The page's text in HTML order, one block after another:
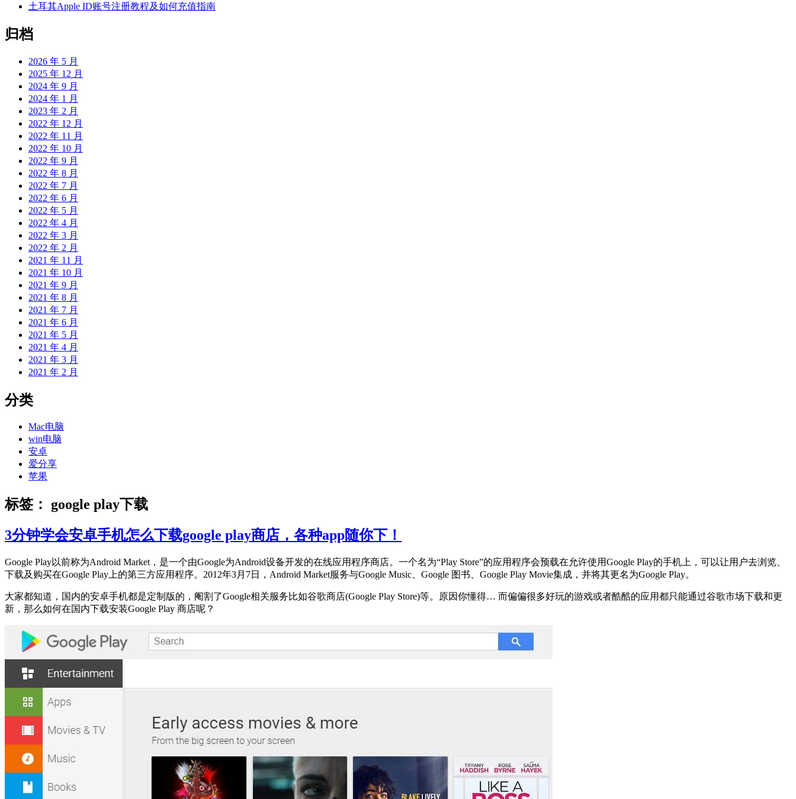
土耳其Apple ID账号注册教程及如何充值指南
归档
2026 年 5 月
2025 年 12 月
2024 年 9 月
2024 年 1 月
2023 年 2 月
2022 年 12 月
2022 年 11 月
2022 年 10 月
2022 年 9 月
2022 年 8 月
2022 年 7 月
2022 年 6 月
2022 年 5 月
2022 年 4 月
2022 年 3 月
2022 年 2 月
2021 年 11 月
2021 年 10 月
2021 年 9 月
2021 年 8 月
2021 年 7 月
2021 年 6 月
2021 年 5 月
2021 年 4 月
2021 年 3 月
2021 年 2 月
分类
Mac电脑
win电脑
安卓
爱分享
苹果
标签： google play下载
3分钟学会安卓手机怎么下载google play商店，各种app随你下！
Google Play以前称为Android Market，是一个由Google为Android设备开发的在线应用程序商店。一个名为“Play Store”的应用程序会预载在允许使用Google Play的手机上，可以让用户去浏览、
下载及购买在Google Play上的第三方应用程序。2012年3月7日，Android Market服务与Google Music、Google 图书、Google Play Movie集成，并将其更名为Google Play。
大家都知道，国内的安卓手机都是定制版的，阉割了Google相关服务比如谷歌商店(Google Play Store)等。原因你懂得… 而偏偏很多好玩的游戏或者酷酷的应用都只能通过谷歌市场下载和更
新，那么如何在国内下载安装Google Play 商店呢？